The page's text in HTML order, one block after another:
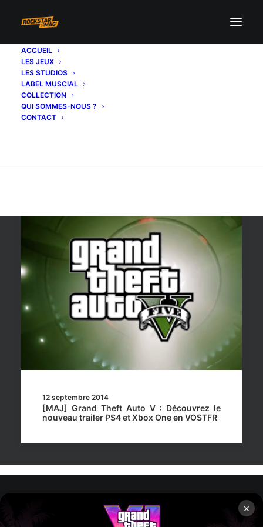
×
ACCUEIL
LES JEUX
LES STUDIOS
LABEL MUSCIAL
COLLECTION
QUI SOMMES-NOUS ?
CONTACT
trailer gta 5 ps4
12 septembre 2014
[MAJ] Grand Theft Auto V : Découvrez le
nouveau trailer PS4 et Xbox One en VOSTFR
Rockstar Mag’, Copyright © 2013-2026 – Tous droits réservés –